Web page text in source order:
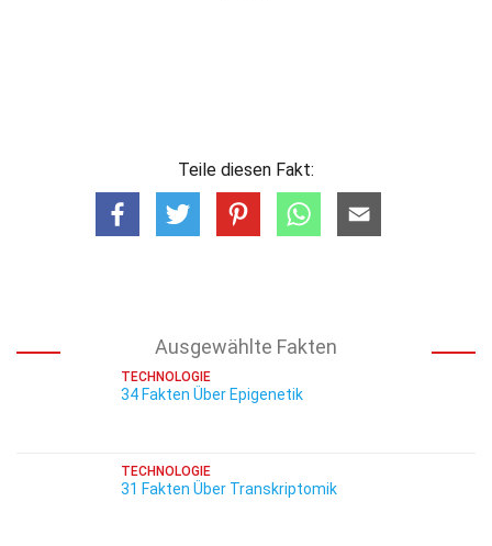
Teile diesen Fakt:
Ausgewählte Fakten
TECHNOLOGIE
34 Fakten Über Epigenetik
TECHNOLOGIE
31 Fakten Über Transkriptomik